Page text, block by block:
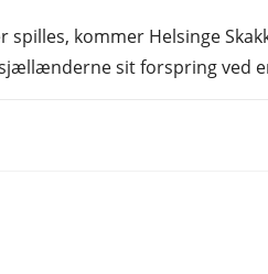
spilles, kommer Helsinge
sit forspring ved